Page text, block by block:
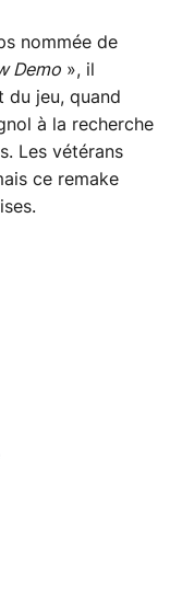
nommée de
Demo », il
jeu, quand
à la recherche
Les vétérans
ce remake